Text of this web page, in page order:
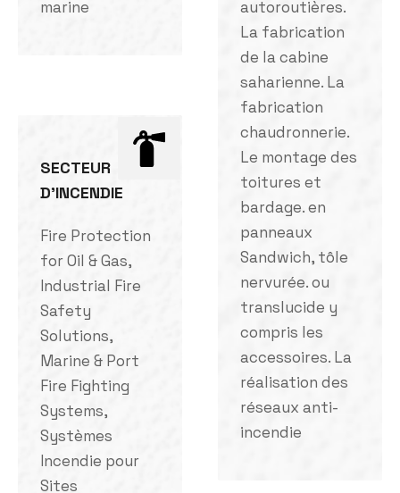
marine
SECTEUR
D'INCENDIE
Fire Protection
for Oil & Gas,
Industrial Fire
Safety
Solutions,
Marine & Port
Fire Fighting
Systems,
Systèmes
Incendie pour
Sites
autoroutières.
La fabrication
de la cabine
saharienne. La
fabrication
chaudronnerie.
Le montage des
toitures et
bardage. en
panneaux
Sandwich, tôle
nervurée. ou
translucide y
compris les
accessoires. La
réalisation des
réseaux anti-
incendie